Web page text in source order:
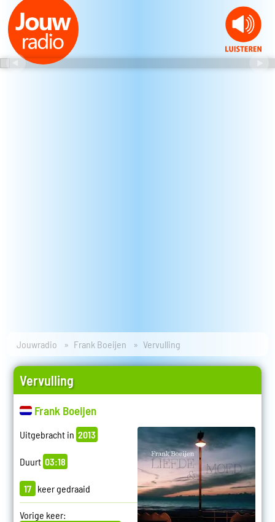
Jouwradio Frank Boeijen Vervulling
Vervulling
Frank Boeijen
Uitgebracht in 2013
Duurt 03:18
17 keer gedraaid
Vorige keer: